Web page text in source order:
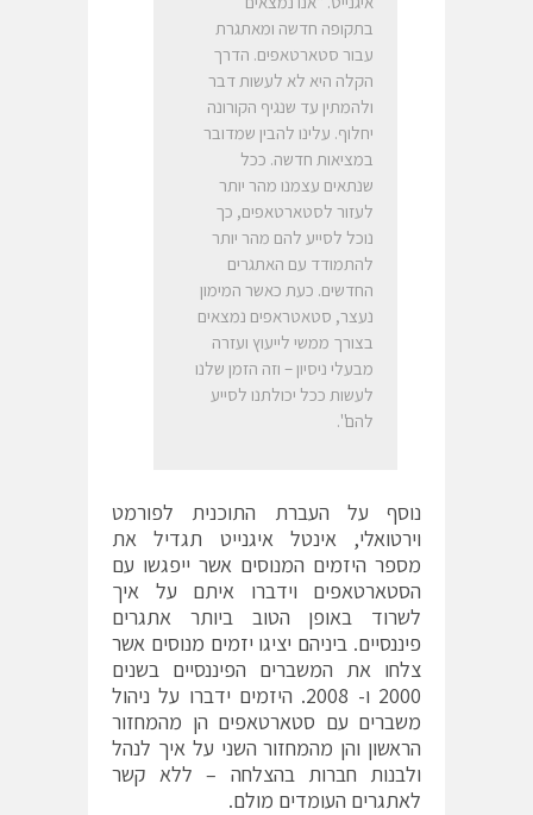
בתקופה חדשה ומאתגרת
עבור סטארטאפים. הדרך
הקלה היא לא לעשות דבר
ולהמתין עד שנגיף הקורונה
יחלוף. עלינו להבין שמדובר
במציאות חדשה. ככל
שנתאים עצמנו מהר יותר
לעזור לסטארטאפים, כך
נוכל לסייע להם מהר יותר
להתמודד עם האתגרים
החדשים. כעת כאשר המימון
נעצר, סטאטראפים נמצאים
בצורך ממשי לייעוץ ועזרה
מבעלי ניסיון – וזה הזמן שלנו
לעשות ככל יכולתנו לסייע
להם".
נוסף על העברת התוכנית לפורמט
וירטואלי, אינטל איגנייט תגדיל את
מספר היזמים המנוסים אשר ייפגשו עם
הסטארטאפים וידברו איתם על איך
לשרוד באופן הטוב ביותר אתגרים
פיננסיים. ביניהם יציגו יזמים מנוסים אשר
צלחו את המשברים הפיננסיים בשנים
2000 ו- 2008. היזמים ידברו על ניהול
משברים עם סטארטאפים הן מהמחזור
הראשון והן מהמחזור השני על איך לנהל
ולבנות חברות בהצלחה – ללא קשר
לאתגרים העומדים מולם.